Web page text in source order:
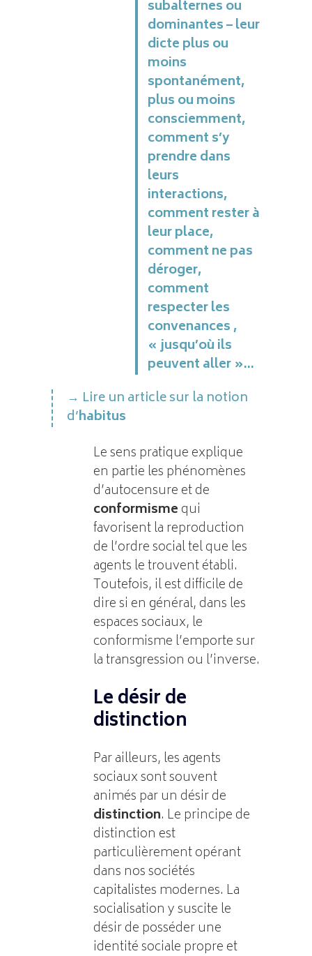
subalternes ou
dominantes – leur
dicte plus ou
moins
spontanément,
plus ou moins
consciemment,
comment s’y
prendre dans
leurs
interactions,
comment rester à
leur place,
comment ne pas
déroger,
comment
respecter les
convenances ,
« jusqu’où ils
peuvent aller »…
Lire un article sur la notion
d’habitus
Le sens pratique explique
en partie les phénomènes
d’autocensure et de
conformismequi
favorisent la reproduction
de l’ordre social tel que les
agents le trouvent établi.
Toutefois, il est difficile de
dire si en général, dans les
espaces sociaux, le
conformisme l’emporte sur
la transgression ou l’inverse.
Le désir de
distinction
Par ailleurs, les agents
sociaux sont souvent
animés par un désir de
distinction. Le principe de
distinction est
particulièrement opérant
dans nos sociétés
capitalistes modernes. La
socialisation y suscite le
désir de posséder une
identité sociale propre et